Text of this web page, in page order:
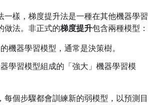
一樣，梯度提升法是一種在其他機器學習
做法。非正式的梯度提升包含兩種模型：
機器學習模型，通常是決策樹。
學習模型組成的「強大」機器學習模
每個步驟都會訓練新的弱模型，以預測目